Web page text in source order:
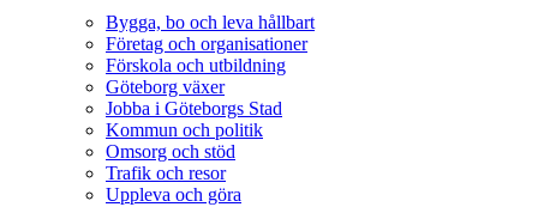
Bygga, bo och leva hållbart
Företag och organisationer
Förskola och utbildning
Göteborg växer
Jobba i Göteborgs Stad
Kommun och politik
Omsorg och stöd
Trafik och resor
Uppleva och göra